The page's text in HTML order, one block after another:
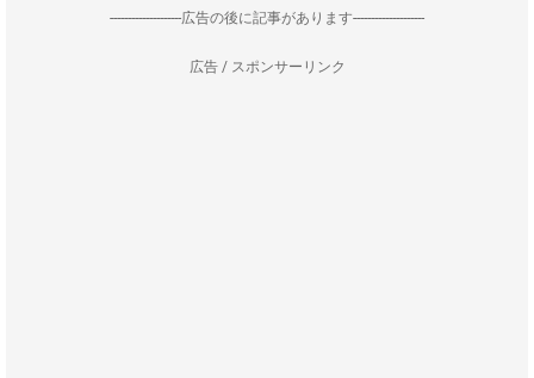
--------------------広告の後に記事があります--------------------
広告 / スポンサーリンク